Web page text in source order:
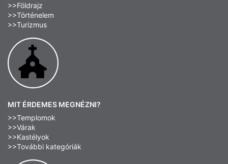
>>Földrajz
>>Történelem
>>Turizmus
MIT ÉRDEMES MEGNÉZNI?
>>Templomok
>>Várak
>>Kastélyok
>>További kategóriák